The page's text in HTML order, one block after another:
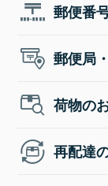
郵便番
郵便局
荷物の
再配達